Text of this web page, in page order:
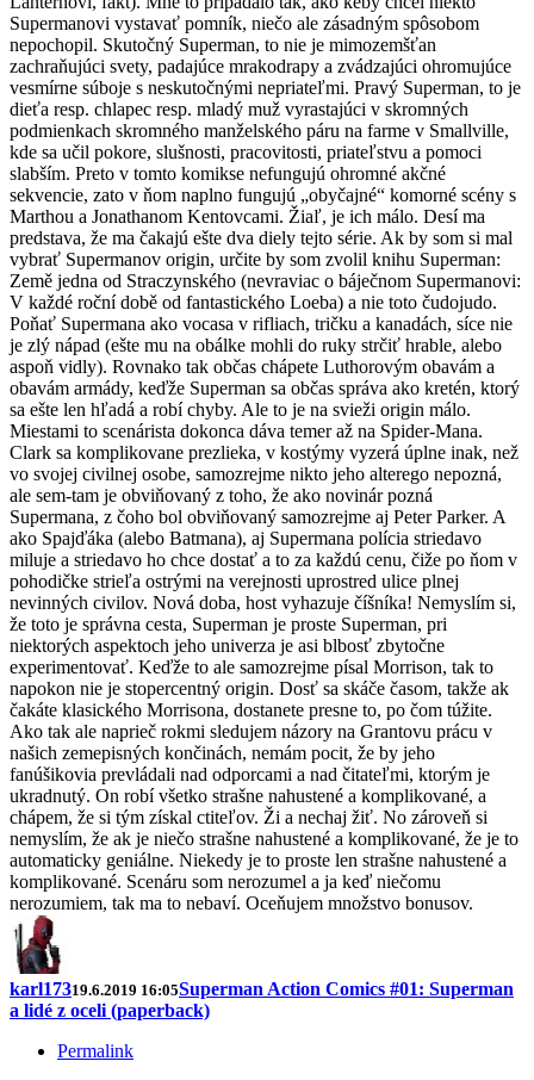
Supermanovi vystavať pomník, niečo ale zásadným spôsobom
nepochopil. Skutočný Superman, to nie je mimozemšťan
zachraňujúci svety, padajúce mrakodrapy a zvádzajúci ohromujúce
vesmírne súboje s neskutočnými nepriateľmi. Pravý Superman, to je
dieťa resp. chlapec resp. mladý muž vyrastajúci v skromných
podmienkach skromného manželského páru na farme v Smallville,
kde sa učil pokore, slušnosti, pracovitosti, priateľstvu a pomoci
slabším. Preto v tomto komikse nefungujú ohromné akčné
sekvencie, zato v ňom naplno fungujú „obyčajné“ komorné scény s
Marthou a Jonathanom Kentovcami. Žiaľ, je ich málo. Desí ma
predstava, že ma čakajú ešte dva diely tejto série. Ak by som si mal
vybrať Supermanov origin, určite by som zvolil knihu Superman:
Země jedna od Straczynského (nevraviac o báječnom Supermanovi:
V každé roční době od fantastického Loeba) a nie toto čudojudo.
Poňať Supermana ako vocasa v rifliach, tričku a kanadách, síce nie
je zlý nápad (ešte mu na obálke mohli do ruky strčiť hrable, alebo
aspoň vidly). Rovnako tak občas chápete Luthorovým obavám a
obavám armády, keďže Superman sa občas správa ako kretén, ktorý
sa ešte len hľadá a robí chyby. Ale to je na svieži origin málo.
Miestami to scenárista dokonca dáva temer až na Spider-Mana.
Clark sa komplikovane prezlieka, v kostýmy vyzerá úplne inak, než
vo svojej civilnej osobe, samozrejme nikto jeho alterego nepozná,
ale sem-tam je obviňovaný z toho, že ako novinár pozná
Supermana, z čoho bol obviňovaný samozrejme aj Peter Parker. A
ako Spajďáka (alebo Batmana), aj Supermana polícia striedavo
miluje a striedavo ho chce dostať a to za každú cenu, čiže po ňom v
pohodičke strieľa ostrými na verejnosti uprostred ulice plnej
nevinných civilov. Nová doba, host vyhazuje číšníka! Nemyslím si,
že toto je správna cesta, Superman je proste Superman, pri
niektorých aspektoch jeho univerza je asi blbosť zbytočne
experimentovať. Keďže to ale samozrejme písal Morrison, tak to
napokon nie je stopercentný origin. Dosť sa skáče časom, takže ak
čakáte klasického Morrisona, dostanete presne to, po čom túžite.
Ako tak ale naprieč rokmi sledujem názory na Grantovu prácu v
našich zemepisných končinách, nemám pocit, že by jeho
fanúšikovia prevládali nad odporcami a nad čitateľmi, ktorým je
ukradnutý. On robí všetko strašne nahustené a komplikované, a
chápem, že si tým získal ctiteľov. Ži a nechaj žiť. No zároveň si
nemyslím, že ak je niečo strašne nahustené a komplikované, že je to
automaticky geniálne. Niekedy je to proste len strašne nahustené a
komplikované. Scenáru som nerozumel a ja keď niečomu
nerozumiem, tak ma to nebaví. Oceňujem množstvo bonusov.
karl17319.6.2019 16:05Superman Action Comics #01: Superman
a lidé z oceli (paperback)
Permalink